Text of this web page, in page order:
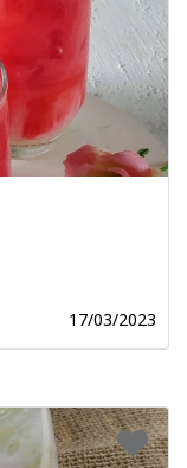
17/03/2023